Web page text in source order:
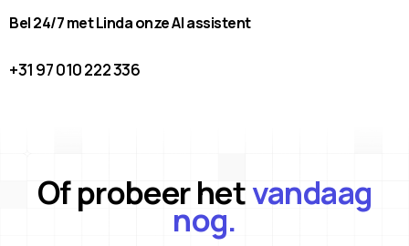
Bel 24/7 met Linda onze AI assistent
+31 97 010 222 336
Of probeer hetvandaag
nog.